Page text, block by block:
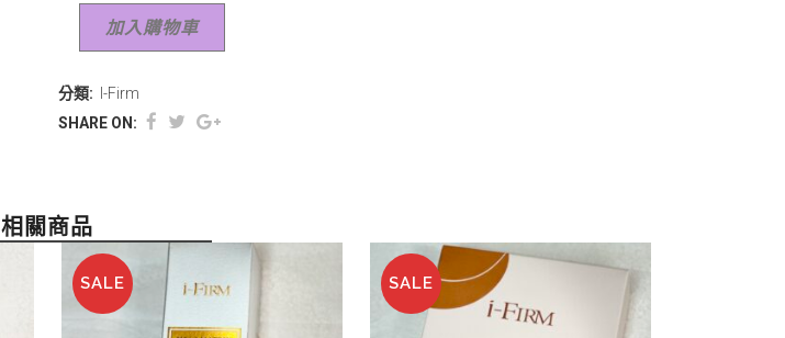
加入購物車
分類:
I-Firm
SHARE ON:
相關商品
SALE SALE